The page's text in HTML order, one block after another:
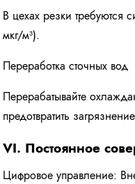
В цехах резки требуются
мкг/м³).
Переработка сточных вод
Перерабатывайте
предотвратить
VI. Постоянное
Цифровое управление: